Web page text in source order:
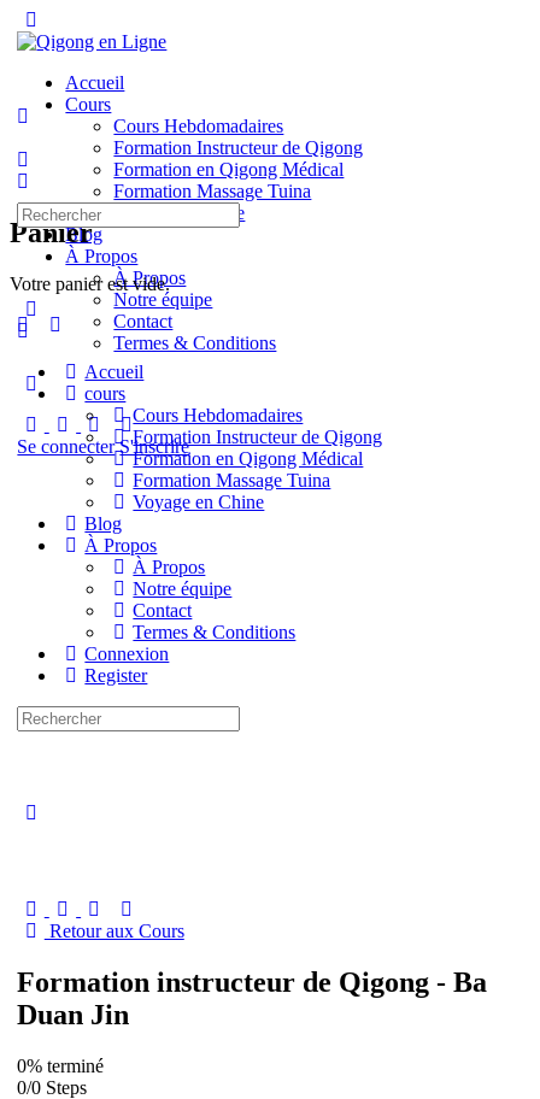
Side
Accueil
Cours
Cours Hebdomadaires
Formation Instructeur de Qigong
Formation en Qigong Médical
Formation Massage Tuina
Voyage en Chine
Blog
À Propos
À Propos
Notre équipe
Contact
Termes & Conditions
More
options
Se connecter S'inscrire
Panier
Votre panier est vide.
Recherche
pour:
Accueil
cours
Cours Hebdomadaires
Formation Instructeur de Qigong
Formation en Qigong Médical
Formation Massage Tuina
Voyage en Chine
Blog
À Propos
À Propos
Notre équipe
Contact
Termes & Conditions
Connexion
Register
Recherche
pour:
Retour aux Cours
Formation instructeur de Qigong - Ba
Duan Jin
0% terminé
0/0 Steps